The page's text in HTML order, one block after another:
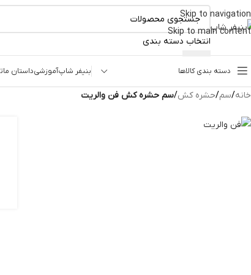
Skip to navigation
Skip to main content
انتخاب دسته بندی
دسته بندی کالاها بنیفر شاپآموزشیداستان ما
خانه/سم/حشره کش/سم حشره کش فن والریت
ناموجود